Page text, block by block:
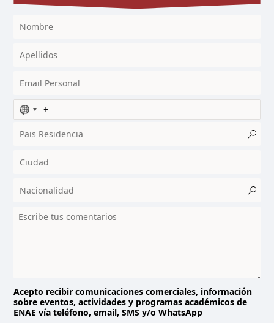
N
o
c
u
t
y
t
e
d
Acepto recibir comunicaciones comerciales, información
sobre eventos, actividades y programas académicos de
ENAE vía teléfono, email, SMS y/o WhatsApp